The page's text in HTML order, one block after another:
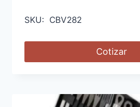
SKU: CBV282
Cotizar